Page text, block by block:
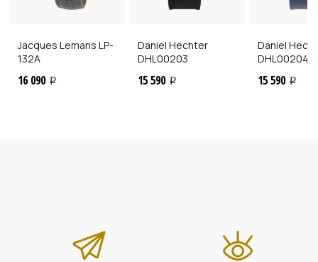
Jacques Lemans LP-
132A
16 090 i
Daniel Hechter
DHL00203
15 590 i
Daniel
DHL00204
15 590 i